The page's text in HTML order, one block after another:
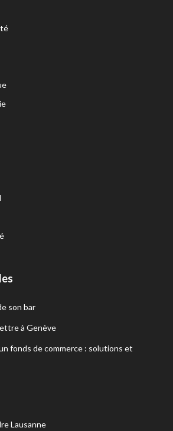
son bar
à Genève
fonds de commerce : solutions et
Lausanne